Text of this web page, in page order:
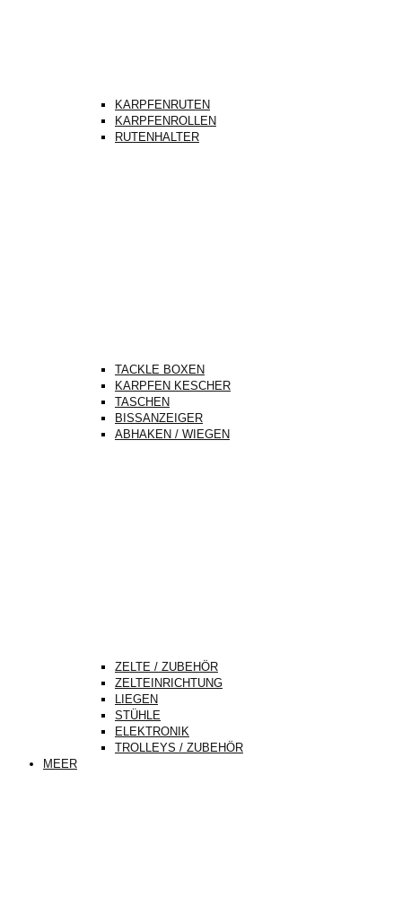
KARPFENRUTEN
KARPFENROLLEN
RUTENHALTER
TACKLE BOXEN
KARPFEN KESCHER
TASCHEN
BISSANZEIGER
ABHAKEN / WIEGEN
ZELTE / ZUBEHÖR
ZELTEINRICHTUNG
LIEGEN
STÜHLE
ELEKTRONIK
TROLLEYS / ZUBEHÖR
MEER